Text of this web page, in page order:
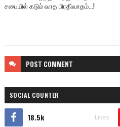
சபையில் கடும் வாத பிரதிவாதம்...!
POST COMMENT
SOCIAL COUNTER
18.5k Likes